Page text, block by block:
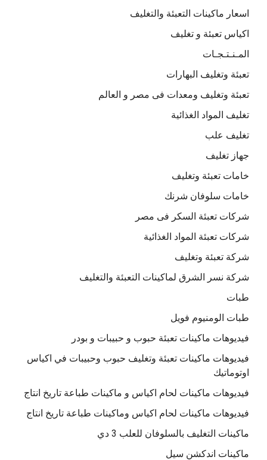
اسعار ماكينات التعبئة والتغليف
اكياس تعبئة و تغليف
المـنـتـجـات
تعبئة وتغليف البهارات
تعبئة وتغليف ومعدات فى مصر و العالم
تغليف المواد الغذائية
تغليف علب
جهاز تغليف
خامات تعبئة وتغليف
خامات سلوفان شرنك
شركات تعبئة السكر فى مصر
شركات تعبئة المواد الغذائية
شركة تعبئة وتغليف
شركة نسر الشرق لماكينات التعبئة والتغليف
طبات
طبات الومنيوم فويل
فيديوهات ماكينات تعبئة حبوب و حبيبات و بودر
فيديوهات ماكينات تعبئة وتغليف حبوب وحبيبات في اكياس
اوتوماتيك
فيديوهات ماكينات لحام اكياس و ماكينات طباعة تاريخ انتاج
فيديوهات ماكينات لحام اكياس وماكينات طباعة تاريخ انتاج
ماكينات التغليف بالسلوفان للعلب 3 دي
ماكينات اندكشن سيل